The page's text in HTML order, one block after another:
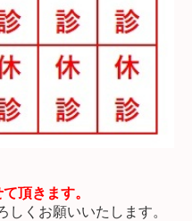
頂きます。
しくお願いいたします。